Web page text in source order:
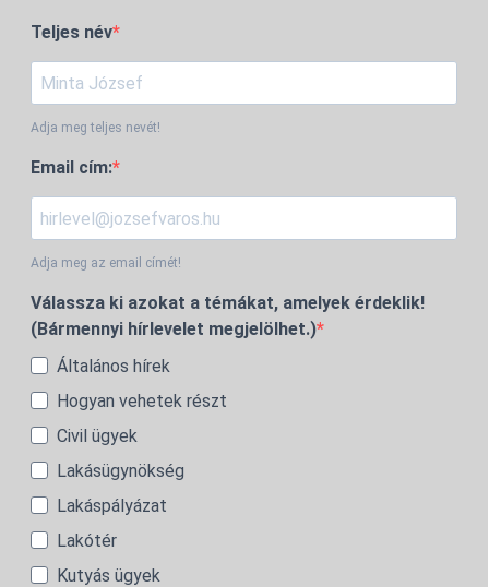
Teljes név
Adja meg teljes nevét!
Email cím:
Adja meg az email címét!
Válassza ki azokat a témákat, amelyek érdeklik!
(Bármennyi hírlevelet megjelölhet.)
Általános hírek
Hogyan vehetek részt
Civil ügyek
Lakásügynökség
Lakáspályázat
Lakótér
Kutyás ügyek